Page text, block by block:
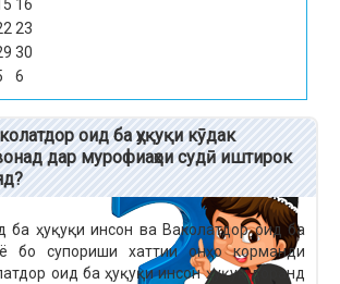
16
23
30
6
оид ба ҳуқуқи кӯдак
дар мурофиаҳои судӣ иштирок
ба ҳуқуқи инсон ва Ваколатдор оид ба
бо супориши хаттии онҳо корманди
оид ба ҳуқуқи инсон ҳуқуқ доранд